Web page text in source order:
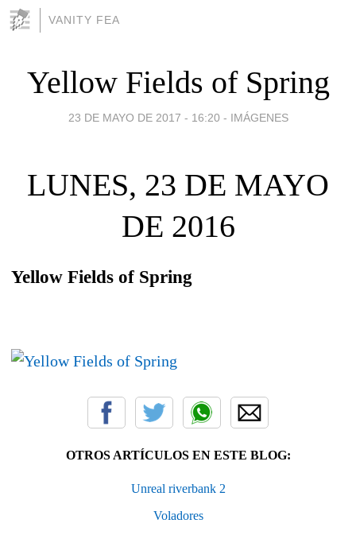
VANITY FEA
Yellow Fields of Spring
23 DE MAYO DE 2017 - 16:20 - IMÁGENES
LUNES, 23 DE MAYO
DE 2016
Yellow Fields of Spring
OTROS ARTÍCULOS EN ESTE BLOG:
Unreal riverbank 2
Voladores